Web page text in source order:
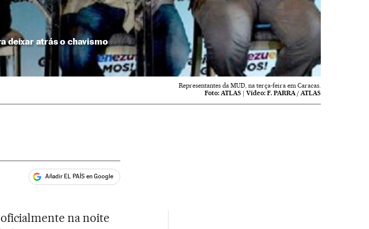
deixar atrás o chavismo
Representantes da MUD, na terça-feira em Caracas.
Foto: ATLAS |Vídeo: F. PARRA / ATLAS
Añadir EL PAÍS en Google
na noite